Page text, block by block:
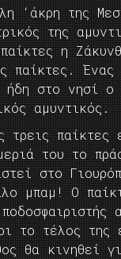
‘άκρη της
της
η
παίκτες.
στο νησί ο
αμυντικός.
τρεις
του το
στο
μπαμ! Ο
το τέλος της
θα κινηθεί